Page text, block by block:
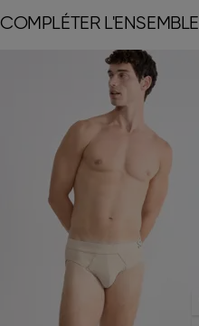
COMPLÉTER L'ENSEMBLE